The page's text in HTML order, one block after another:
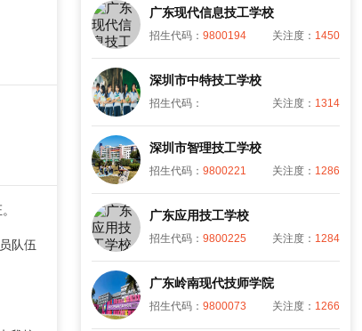
队伍
广东现代信息技工学校
招生代码： 9800194 关注度： 1450
深圳市中特技工学校
招生代码： 关注度： 1314
深圳市智理技工学校
招生代码： 9800221 关注度： 1286
广东应用技工学校
招生代码： 9800225 关注度： 1284
广东岭南现代技师学院
招生代码： 9800073 关注度： 1266